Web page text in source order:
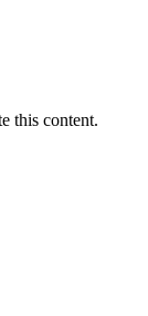
this content.